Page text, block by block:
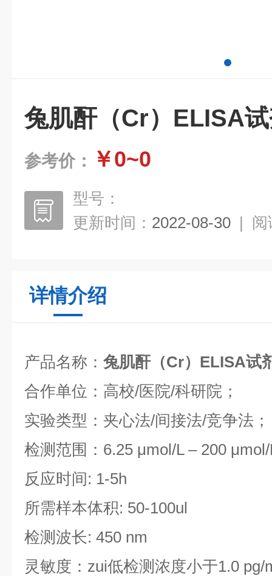
兔肌酐（Cr）ELISA
参考价： ￥0~0
型号：
更新时间： 2022-08-30 | 阅
详情介绍
产品名称： 兔肌酐（Cr）ELISA试
合作单位：高校/医院/科研院；
实验类型：夹心法/间接法/竞争法；
检测范围：6.25 μmol/L – 200
反应时间: 1-5h
所需样本体积: 50-100ul
检测波长: 450 nm
灵敏度：zui低检测浓度小于1.0 pg/